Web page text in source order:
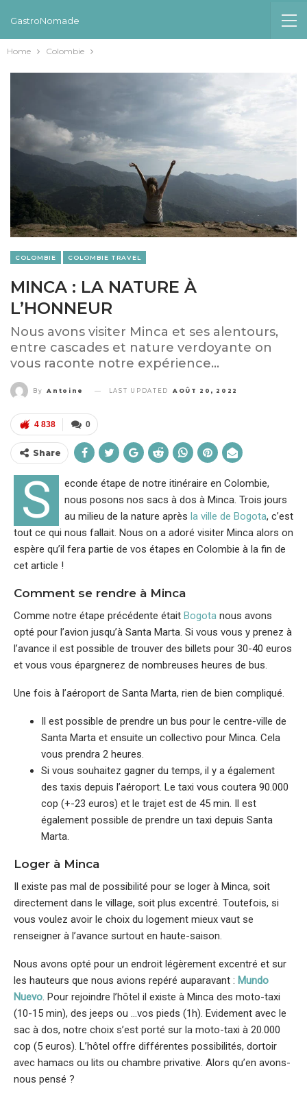
GastroNomade
Home Colombie
COLOMBIE COLOMBIE TRAVEL
MINCA : LA NATURE À
L’HONNEUR
Nous avons visiter Minca et ses alentours,
entre cascades et nature verdoyante on
vous raconte notre expérience...
By Antoine LAST UPDATED AOÛT 20, 2022
0
4 838
Share
S
econde étape de notre itinéraire en Colombie,
nous posons nos sacs à dos à Minca. Trois jours
au milieu de la nature après la ville de Bogota, c’est
tout ce qui nous fallait. Nous on a adoré visiter Minca alors on
espère qu’il fera partie de vos étapes en Colombie à la fin de
cet article !
Comment se rendre à Minca
Comme notre étape précédente était Bogota nous avons
opté pour l’avion jusqu’à Santa Marta. Si vous vous y prenez à
l’avance il est possible de trouver des billets pour 30-40 euros
et vous vous épargnerez de nombreuses heures de bus.
Une fois à l’aéroport de Santa Marta, rien de bien compliqué.
Il est possible de prendre un bus pour le centre-ville de
Santa Marta et ensuite un collectivo pour Minca. Cela
vous prendra 2 heures.
Si vous souhaitez gagner du temps, il y a également
des taxis depuis l’aéroport. Le taxi vous coutera 90.000
cop (+-23 euros) et le trajet est de 45 min. Il est
également possible de prendre un taxi depuis Santa
Marta.
Loger à Minca
Il existe pas mal de possibilité pour se loger à Minca, soit
directement dans le village, soit plus excentré. Toutefois, si
vous voulez avoir le choix du logement mieux vaut se
renseigner à l’avance surtout en haute-saison.
Nous avons opté pour un endroit légèrement excentré et sur
les hauteurs que nous avions repéré auparavant : Mundo
Nuevo. Pour rejoindre l’hôtel il existe à Minca des moto-taxi
(10-15 min), des jeeps ou …vos pieds (1h). Evidement avec le
sac à dos, notre choix s’est porté sur la moto-taxi à 20.000
cop (5 euros). L’hôtel offre différentes possibilités, dortoir
avec hamacs ou lits ou chambre privative. Alors qu’en avons-
nous pensé ?